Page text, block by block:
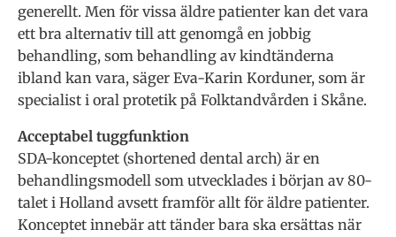
generellt. Men för vissa äldre patienter kan det vara
ett bra alternativ till att genomgå en jobbig
behandling, som behandling av kindtänderna
ibland kan vara, säger Eva-Karin Korduner, som är
specialist i oral protetik på Folktandvården i Skåne.
Acceptabel tuggfunktion
SDA-konceptet (shortened dental arch) är en
behandlingsmodell som utvecklades i början av 80-
talet i Holland avsett framför allt för äldre patienter.
Konceptet innebär att tänder bara ska ersättas när